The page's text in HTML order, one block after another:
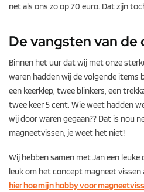
net als ons zo op 70 euro. Dat zijn
De vangsten van de
Binnen het uur dat wij met onze
waren hadden wij de volgende items
een keerklep, twee blinkers, een
twee keer 5 cent. Wie weet hadden
wij door waren gegaan?? Dat is nou
magneetvissen, je weet het niet!
Wij hebben samen met Jan een
leuk om het concept magneet vissen
hier hoe mijn hobby voor